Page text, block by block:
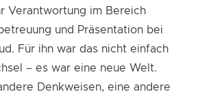
Verantwortung im Bereich
und Präsentation bei
Für ihn war das nicht einfach
– es war eine neue Welt.
Denkweisen, eine andere